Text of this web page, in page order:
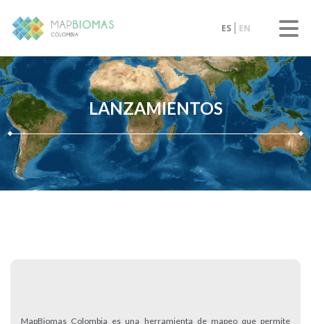
ES EN
LANZAMIENTOS
MapBiomas Colombia es una herramienta de mapeo que permite